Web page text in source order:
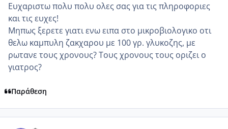
Ευχαριστω πολυ πολυ ολες σας για τις πληροφοριες
και τις ευχες!
Μηπως ξερετε γιατι ενω ειπα στο μικροβιολογικο οτι
θελω καμπυλη ζακχαρου με 100 γρ. γλυκοζης, με
ρωτανε τους χρονους? Τους χρονους τους οριζει ο
γιατρος?
Παράθεση